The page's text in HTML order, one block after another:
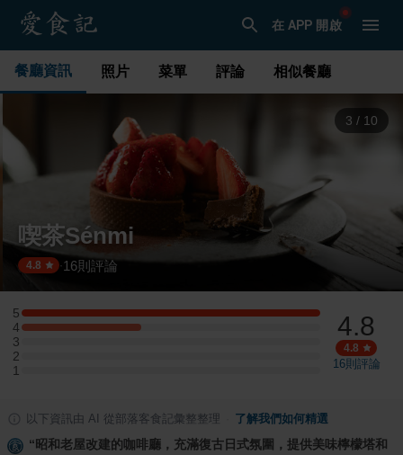
在 APP 開啟
餐廳資訊 照片 菜單 評論 相似餐廳
3 / 10
喫茶Sénmi
4.8 ·16則評論
5
5 星：5 則評論
4
4 星：2 則評論
3
3 星：0 則評論
2
2 星：0 則評論
1
1 星：0 則評論
4.8
4.8
16則評論
以下資訊由 AI 從部落客食記彙整整理 了解我們如何精選
“ 昭和老屋改建的咖啡廳，充滿復古日式氛圍，提供美味檸檬塔和